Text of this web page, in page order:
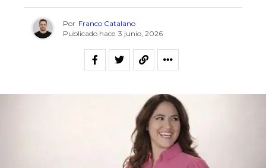
Por Franco Catalano
Publicado hace 3 junio, 2026